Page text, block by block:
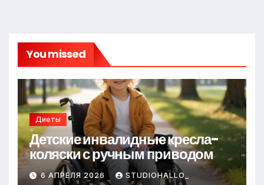
You missed
Диеты
Детские инвалидные кресла-
коляски с ручным приводом
6 АПРЕЛЯ 2026 STUDIOHALLO_